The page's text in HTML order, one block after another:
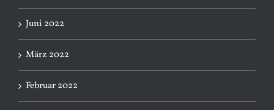
Juni 2022
März 2022
Februar 2022